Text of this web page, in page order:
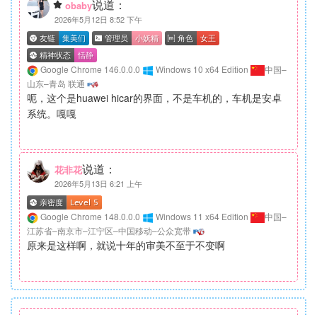
obaby说道：
2026年5月12日 8:52 下午
Google Chrome 146.0.0.0 Windows 10 x64 Edition
中国–
山东–青岛 联通
呃，这个是huawei hicar的界面，不是车机的，车机是安卓
系统。嘎嘎
花非花说道：
2026年5月13日 6:21 上午
Google Chrome 148.0.0.0 Windows 11 x64 Edition
中国–
江苏省–南京市–江宁区–中国移动–公众宽带
原来是这样啊，就说十年的审美不至于不变啊